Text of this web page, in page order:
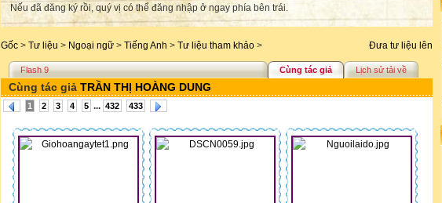
Nếu đã đăng ký rồi, quý vị có thể đăng nhập ở ngay phía bên trái.
Đưa tư liệu lên
Gốc > Tư liệu > Ngoại ngữ > Tiếng Anh > Tư liệu tham khảo >
Flash 9 Cùng tác giả Lịch sử tải về
Cùng tác giả TRẦN THỊ HOÀNG DUNG
1 2 3 4 5 ... 432 433